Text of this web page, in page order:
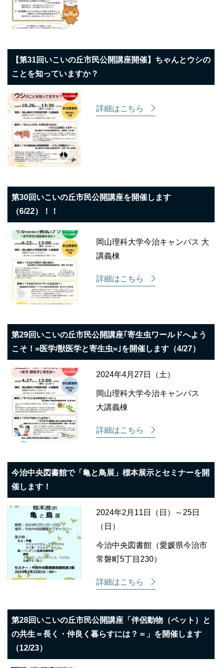
【第31回いこいの丘市民公開講座開催】ちゃんとウシの
ことを知っていますか？
詳細はこちら
第30回いこいの丘市民公開講座を開催します
（6/22）！！
岡山理科大学今治キャンパス 大
講義棟
詳細はこちら
第29回いこいの丘市民公開講座｢寄生虫ワールドへよう
こそ！=医学/獣医学と寄生虫=｣を開催します（4/27）
2024年4月27日（土）
岡山理科大学今治キャンパス
大講義棟
詳細はこちら
今治中央図書館で「亀と鳥展」標本展示とセミナーを開
催します！
2024年2月11日（日）～25日
（日）
今治中央図書館（愛媛県今治市
常磐町5丁目230）
詳細はこちら
第28回いこいの丘市民公開講座「伴侶動物（ペット）と
の共生＝長く・仲良く暮らすには？＝」を開催します
（12/23）